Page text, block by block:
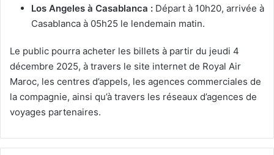
Los Angeles à Casablanca : Départ à 10h20, arrivée à
Casablanca à 05h25 le lendemain matin.
Le public pourra acheter les billets à partir du jeudi 4
décembre 2025, à travers le site internet de Royal Air
Maroc, les centres d’appels, les agences commerciales de
la compagnie, ainsi qu’à travers les réseaux d’agences de
voyages partenaires.